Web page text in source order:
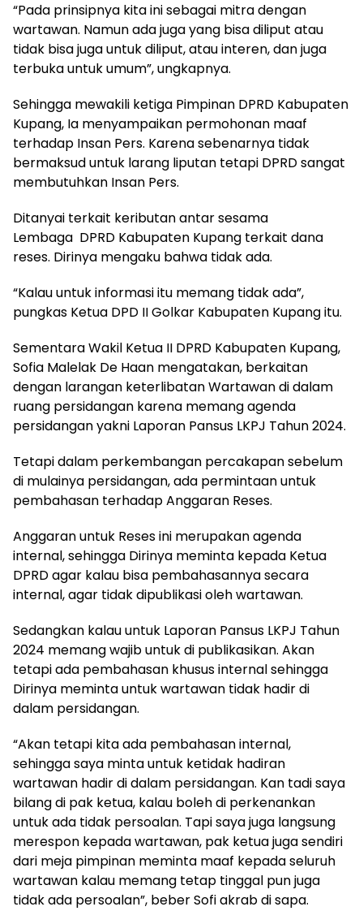
“Pada prinsipnya kita ini sebagai mitra dengan
wartawan. Namun ada juga yang bisa diliput atau
tidak bisa juga untuk diliput, atau interen, dan juga
terbuka untuk umum”, ungkapnya.
Sehingga mewakili ketiga Pimpinan DPRD Kabupaten
Kupang, Ia menyampaikan permohonan maaf
terhadap Insan Pers. Karena sebenarnya tidak
bermaksud untuk larang liputan tetapi DPRD sangat
membutuhkan Insan Pers.
Ditanyai terkait keributan antar sesama
Lembaga DPRD Kabupaten Kupang terkait dana
reses. Dirinya mengaku bahwa tidak ada.
“Kalau untuk informasi itu memang tidak ada”,
pungkas Ketua DPD II Golkar Kabupaten Kupang itu.
Sementara Wakil Ketua II DPRD Kabupaten Kupang,
Sofia Malelak De Haan mengatakan, berkaitan
dengan larangan keterlibatan Wartawan di dalam
ruang persidangan karena memang agenda
persidangan yakni Laporan Pansus LKPJ Tahun 2024.
Tetapi dalam perkembangan percakapan sebelum
di mulainya persidangan, ada permintaan untuk
pembahasan terhadap Anggaran Reses.
Anggaran untuk Reses ini merupakan agenda
internal, sehingga Dirinya meminta kepada Ketua
DPRD agar kalau bisa pembahasannya secara
internal, agar tidak dipublikasi oleh wartawan.
Sedangkan kalau untuk Laporan Pansus LKPJ Tahun
2024 memang wajib untuk di publikasikan. Akan
tetapi ada pembahasan khusus internal sehingga
Dirinya meminta untuk wartawan tidak hadir di
dalam persidangan.
“Akan tetapi kita ada pembahasan internal,
sehingga saya minta untuk ketidak hadiran
wartawan hadir di dalam persidangan. Kan tadi saya
bilang di pak ketua, kalau boleh di perkenankan
untuk ada tidak persoalan. Tapi saya juga langsung
merespon kepada wartawan, pak ketua juga sendiri
dari meja pimpinan meminta maaf kepada seluruh
wartawan kalau memang tetap tinggal pun juga
tidak ada persoalan”, beber Sofi akrab di sapa.